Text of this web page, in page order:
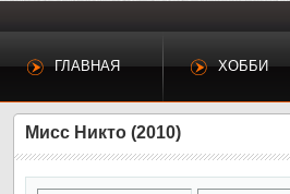
ГЛАВНАЯ ХОББИ
Мисс Никто (2010)